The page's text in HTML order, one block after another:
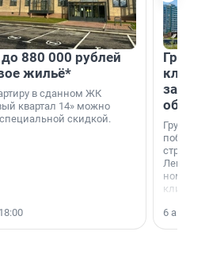
880 000 рублей
жильё*
в сданном ЖК
квартал 14» можно
скидкой.
Группа
области».
6